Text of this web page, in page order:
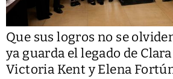
Que sus logros no se
ya guarda el legado de
Victoria Kent y Elena